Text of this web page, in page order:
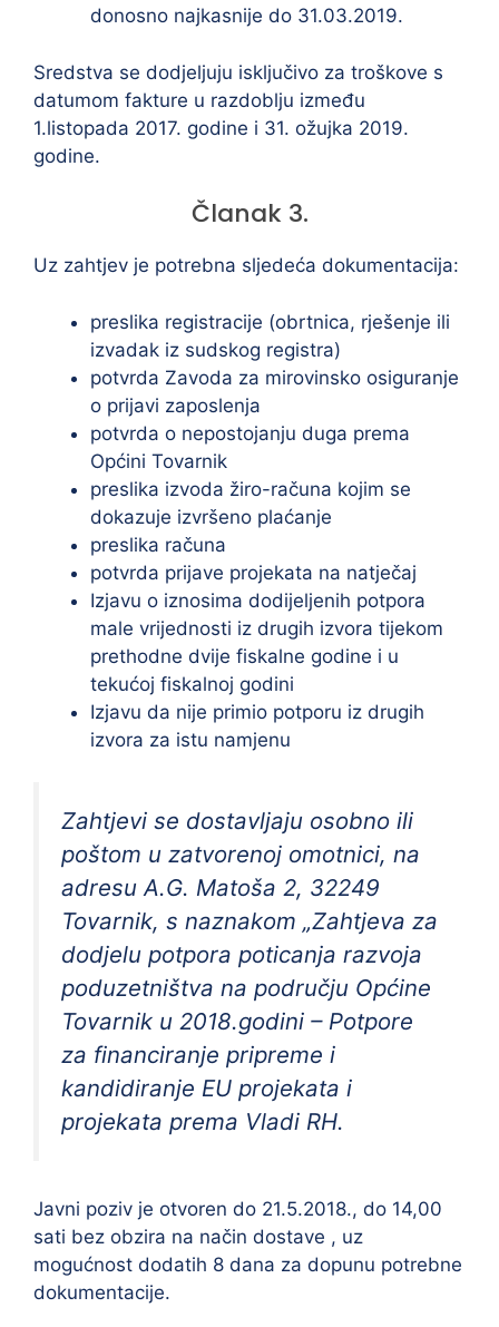
donosno najkasnije do 31.03.2019.
Sredstva se dodjeljuju isključivo za troškove s
datumom fakture u razdoblju između
1.listopada 2017. godine i 31. ožujka 2019.
godine.
Članak 3.
Uz zahtjev je potrebna sljedeća dokumentacija:
preslika registracije (obrtnica, rješenje ili
izvadak iz sudskog registra)
potvrda Zavoda za mirovinsko osiguranje
o prijavi zaposlenja
potvrda o nepostojanju duga prema
Općini Tovarnik
preslika izvoda žiro-računa kojim se
dokazuje izvršeno plaćanje
preslika računa
potvrda prijave projekata na natječaj
Izjavu o iznosima dodijeljenih potpora
male vrijednosti iz drugih izvora tijekom
prethodne dvije fiskalne godine i u
tekućoj fiskalnoj godini
Izjavu da nije primio potporu iz drugih
izvora za istu namjenu
Zahtjevi se dostavljaju osobno ili
poštom u zatvorenoj omotnici, na
adresu A.G. Matoša 2, 32249
Tovarnik, s naznakom „Zahtjeva za
dodjelu potpora poticanja razvoja
poduzetništva na području Općine
Tovarnik u 2018.godini – Potpore
za financiranje pripreme i
kandidiranje EU projekata i
projekata prema Vladi RH.
Javni poziv je otvoren do 21.5.2018., do 14,00
sati bez obzira na način dostave , uz
mogućnost dodatih 8 dana za dopunu potrebne
dokumentacije.